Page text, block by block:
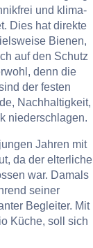
und klima-
Dies hat direkte
Bienen,
auf den Schutz
denn die
der festen
Nachhaltigkeit,
niederschlagen.
Jahren mit
da der elterliche
war. Damals
seiner
Begleiter. Mit
Küche, soll sich